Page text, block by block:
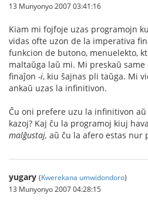
13 Munyonyo 2007 03:41:16
Kiam mi fojfoje uzas programojn
vidas ofte uzon de la imperativa
funkcion de butono, menuelekto,
maltaŭga laŭ mi. Mi preskaŭ
finaĵon -i, kiu ŝajnas pli taŭga. Mi
ankaŭ uzas la infinitivon.
Ĉu oni prefere uzu la infinitivon
kazoj? Kaj ĉu la programoj kiuj
malĝustaj, aŭ ĉu la afero estas nur
yugary (Kwerekana umwidondoro)
13 Munyonyo 2007 04:28:15